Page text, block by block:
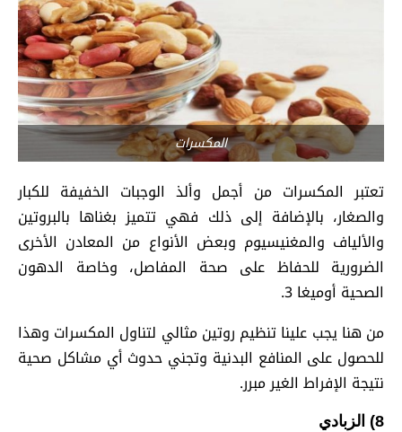
المكسرات
تعتبر المكسرات من أجمل وألذ الوجبات الخفيفة للكبار
والصغار، بالإضافة إلى ذلك فهي تتميز بغناها بالبروتين
والألياف والمغنيسيوم وبعض الأنواع من المعادن الأخرى
الضرورية للحفاظ على صحة المفاصل، وخاصة الدهون
الصحية أوميغا 3.
من هنا يجب علينا تنظيم روتين مثالي لتناول المكسرات وهذا
للحصول على المنافع البدنية وتجني حدوث أي مشاكل صحية
نتيجة الإفراط الغير مبرر.
8) الزبادي